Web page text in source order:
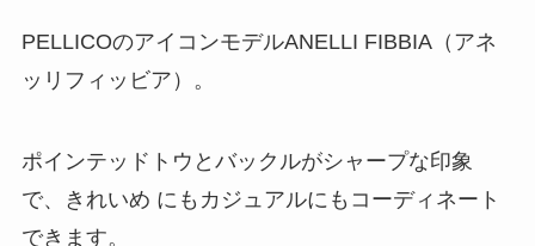
PELLICOのアイコンモデルANELLI FIBBIA（アネ
ッリフィッビア）。
ポインテッドトウとバックルがシャープな印象
で、きれいめ にもカジュアルにもコーディネート
できます。